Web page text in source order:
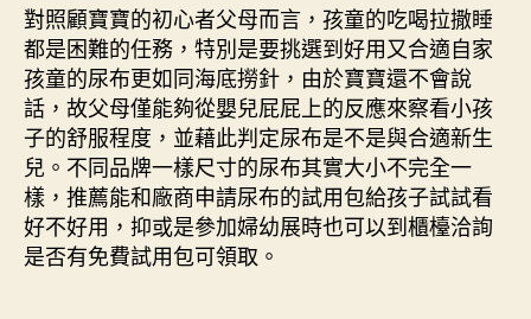
對照顧寶寶的初心者父母而言，孩童的吃喝拉撒睡
都是困難的任務，特別是要挑選到好用又合適自家
孩童的尿布更如同海底撈針，由於寶寶還不會說
話，故父母僅能夠從嬰兒屁屁上的反應來察看小孩
子的舒服程度，並藉此判定尿布是不是與合適新生
兒。不同品牌一樣尺寸的尿布其實大小不完全一
樣，推薦能和廠商申請尿布的試用包給孩子試試看
好不好用，抑或是參加婦幼展時也可以到櫃檯洽詢
是否有免費試用包可領取。